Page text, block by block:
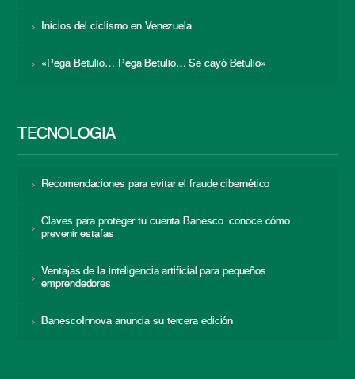
Inicios del ciclismo en Venezuela
«Pega Betulio… Pega Betulio… Se cayó Betulio»
TECNOLOGÍA
Recomendaciones para evitar el fraude cibernético
Claves para proteger tu cuenta Banesco: conoce cómo
prevenir estafas
Ventajas de la inteligencia artificial para pequeños
emprendedores
BanescoInnova anuncia su tercera edición